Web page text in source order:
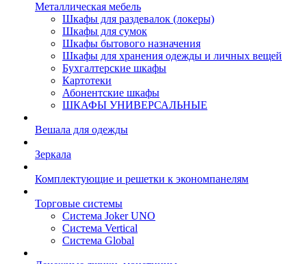
Металлическая мебель
Шкафы для раздевалок (локеры)
Шкафы для сумок
Шкафы бытового назначения
Шкафы для хранения одежды и личных вещей
Бухгалтерские шкафы
Картотеки
Абонентские шкафы
ШКАФЫ УНИВЕРСАЛЬНЫЕ
Вешала для одежды
Зеркала
Комплектующие и решетки к экономпанелям
Торговые системы
Система Joker UNO
Система Vertical
Система Global